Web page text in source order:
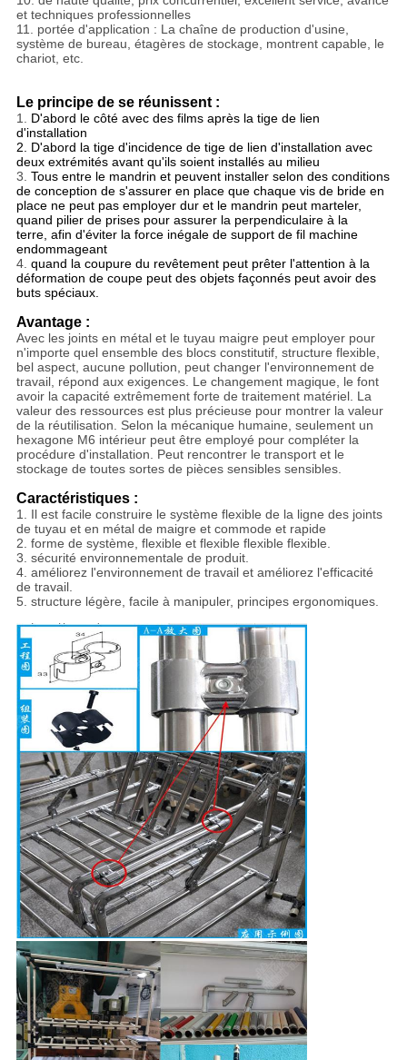
et techniques professionnelles
11. portée d'application : La chaîne de production d'usine,
système de bureau, étagères de stockage, montrent capable, le
chariot, etc.
Le principe de se réunissent :
1. D'abord le côté avec des films après la tige de lien
d'installation
2. D'abord la tige d'incidence de tige de lien d'installation avec
deux extrémités avant qu'ils soient installés au milieu
3. Tous entre le mandrin et peuvent installer selon des conditions
de conception de s'assurer en place que chaque vis de bride en
place ne peut pas employer dur et le mandrin peut marteler,
quand pilier de prises pour assurer la perpendiculaire à la
terre, afin d'éviter la force inégale de support de fil machine
endommageant
4. quand la coupure du revêtement peut prêter l'attention à la
déformation de coupe peut des objets façonnés peut avoir des
buts spéciaux.
Avantage :
Avec les joints en métal et le tuyau maigre peut employer pour
n'importe quel ensemble des blocs constitutif, structure flexible,
bel aspect, aucune pollution, peut changer l'environnement de
travail, répond aux exigences. Le changement magique, le font
avoir la capacité extrêmement forte de traitement matériel. La
valeur des ressources est plus précieuse pour montrer la valeur
de la réutilisation. Selon la mécanique humaine, seulement un
hexagone M6 intérieur peut être employé pour compléter la
procédure d'installation. Peut rencontrer le transport et le
stockage de toutes sortes de pièces sensibles sensibles.
Caractéristiques :
1. Il est facile construire le système flexible de la ligne des joints
de tuyau et en métal de maigre et commode et rapide
2. forme de système, flexible et flexible flexible flexible.
3. sécurité environnementale de produit.
4. améliorez l'environnement de travail et améliorez l'efficacité
de travail.
5. structure légère, facile à manipuler, principes ergonomiques.